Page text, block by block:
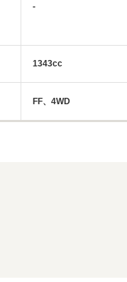
-
1343cc
FF、4WD